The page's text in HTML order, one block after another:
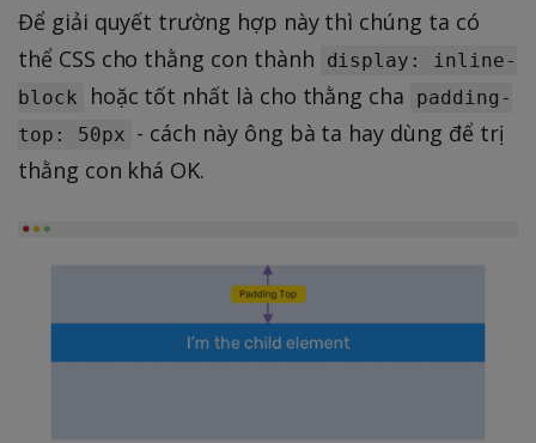
Để giải quyết trường hợp này thì chúng ta có
thể CSS cho thằng con thành
display: inline-
block
hoặc tốt nhất là cho thằng cha
padding-
top: 50px - cách này ông bà ta hay dùng để trị
thằng con khá OK.